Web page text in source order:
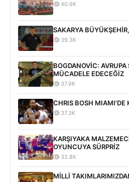
40.6K
SAKARYA
39.3K
BOGDANOVİC:
MÜCADELE EDECEĞİZ
37.9K
CHRIS BOSH MIAMI'DE
37.3K
KARŞIYAKA
OYUNCUYA SÜRPRİZ
32.8K
MİLLİ